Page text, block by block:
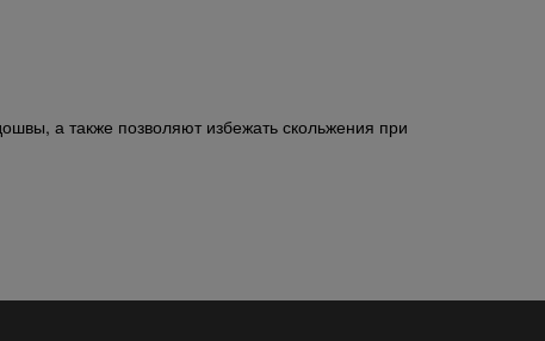
а также позволяют избежать скольжения при